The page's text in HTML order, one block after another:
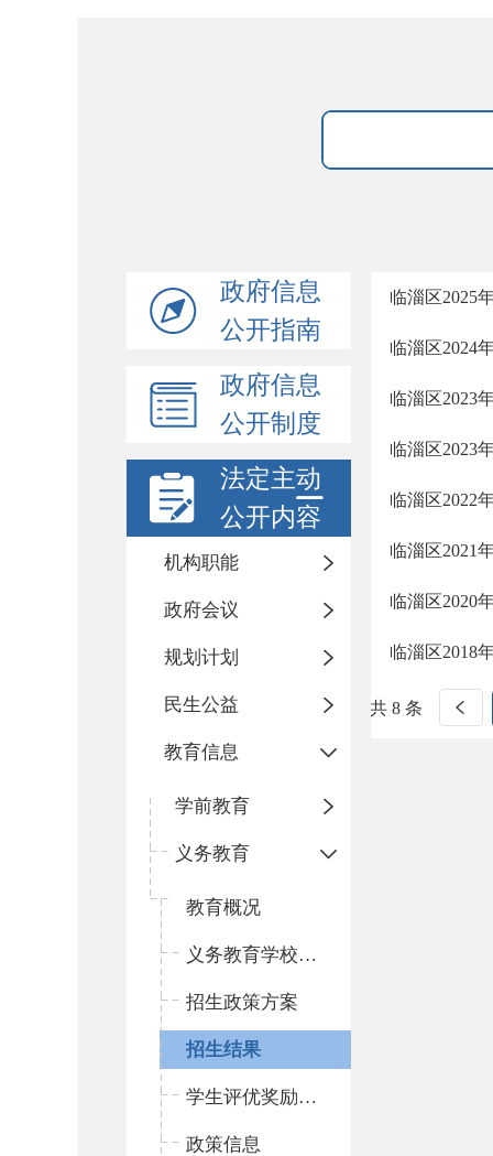
政府信息
公开指南
政府信息
公开制度
法定主动
公开内容
机构职能
政府会议
规划计划
民生公益
教育信息
学前教育
义务教育
教育概况
义务教育学校名录
招生政策方案
招生结果
学生评优奖励信息
政策信息
临淄区2025
临淄区2024
临淄区2023
临淄区2023
临淄区2022
临淄区2021
临淄区2020
临淄区2018
共 8 条